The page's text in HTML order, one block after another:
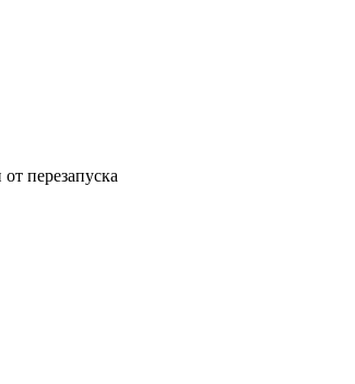
перезапуска